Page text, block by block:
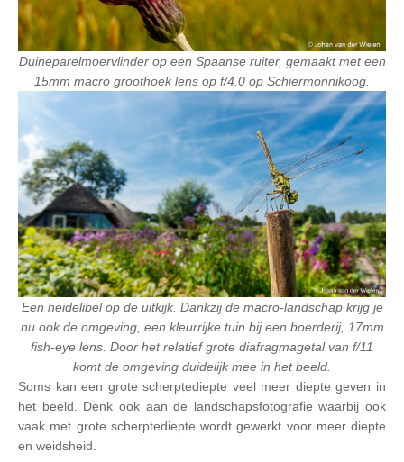
Duineparelmoervlinder op een Spaanse ruiter, gemaakt met een
15mm macro groothoek lens op f/4.0 op Schiermonnikoog.
Een heidelibel op de uitkijk. Dankzij de macro-landschap krijg je
nu ook de omgeving, een kleurrijke tuin bij een boerderij, 17mm
fish-eye lens. Door het relatief grote diafragmagetal van f/11
komt de omgeving duidelijk mee in het beeld.
Soms kan een grote scherptediepte veel meer diepte geven in
het beeld. Denk ook aan de landschapsfotografie waarbij ook
vaak met grote scherptediepte wordt gewerkt voor meer diepte
en weidsheid.